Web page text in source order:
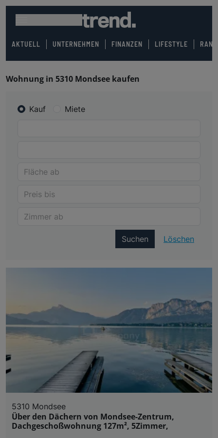
AKTUELL UNTERNEHMEN FINANZEN LIFESTYLE
Wohnung in 5310 Mondsee kaufen
Kauf Miete
Suchen Löschen
5310 Mondsee
Über den Dächern von Mondsee-Zentrum,
Dachgeschoßwohnung 127m², 5Zimmer,